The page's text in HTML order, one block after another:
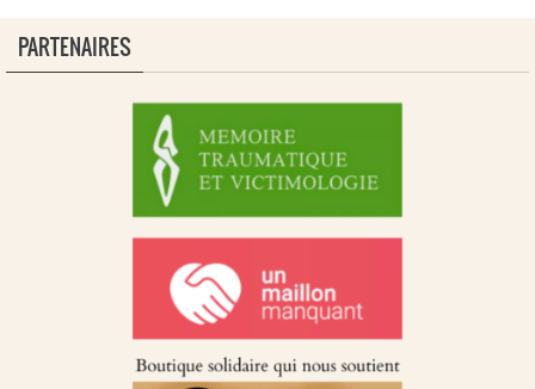
PARTENAIRES